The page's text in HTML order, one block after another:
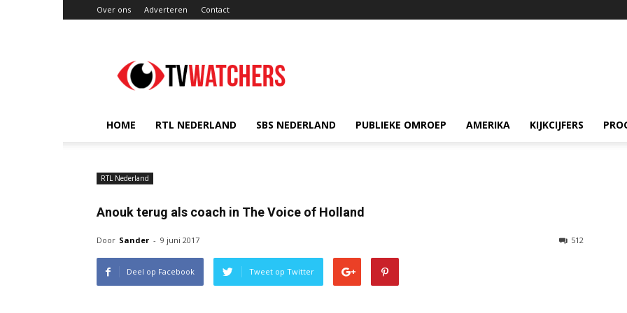
Over ons Adverteren Contact
HOME RTL NEDERLAND SBS NEDERLAND PUBLIEKE OMROEP AMERIKA KIJKCIJFERS
RTL Nederland
Anouk terug als coach in The Voice of Holland
Door Sander - 9 juni 2017 512
Deel op Facebook Tweet op Twitter